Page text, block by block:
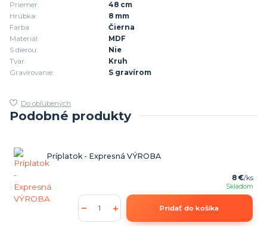
Priemer:
48 cm
Hrúbka:
8 mm
Farba:
Čierna
Materiál:
MDF
S dierou:
Nie
Tvar:
Kruh
Gravírovanie:
S gravírom
Do obľúbených
Podobné produkty
Príplatok - Expresná VÝROBA
8 €/ks
Skladom
Pridať do košíka